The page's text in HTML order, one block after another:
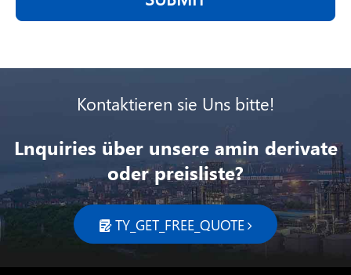
Kontaktieren sie Uns bitte!
Lnquiries über unsere amin derivate
oder preisliste?
 TY_GET_FREE_QUOTE